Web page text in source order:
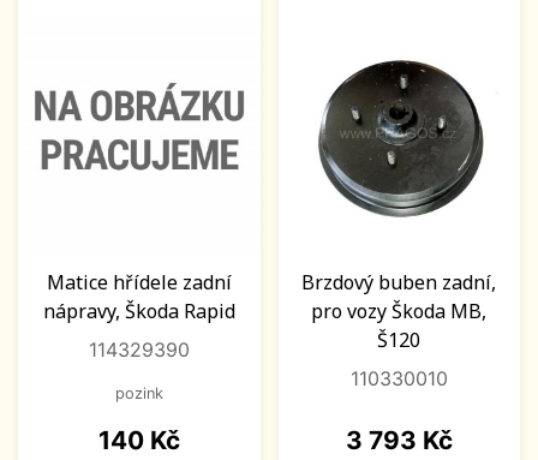
Matice hřídele zadní
nápravy, Škoda Rapid
114329390
pozink
Cena
140 Kč
Brzdový buben zadní,
pro vozy Škoda MB,
Š120
110330010
Cena
3 793 Kč